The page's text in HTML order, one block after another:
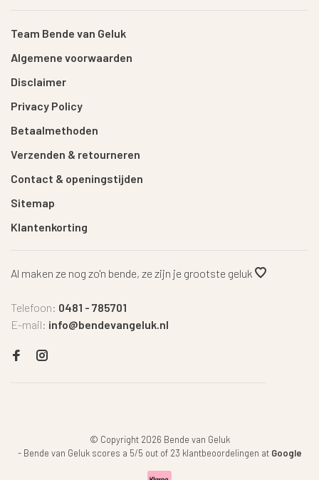
Team Bende van Geluk
Algemene voorwaarden
Disclaimer
Privacy Policy
Betaalmethoden
Verzenden & retourneren
Contact & openingstijden
Sitemap
Klantenkorting
Al maken ze nog zo'n bende, ze zijn je grootste geluk
Telefoon: 0481 - 785701
E-mail: info@bendevangeluk.nl
© Copyright 2026 Bende van Geluk
- Bende van Geluk scores a 5/5 out of 23 klantbeoordelingen at Google